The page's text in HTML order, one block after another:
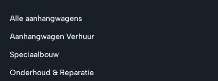
Alle aanhangwagens
Aanhangwagen Verhuur
Speciaalbouw
Onderhoud & Reparatie